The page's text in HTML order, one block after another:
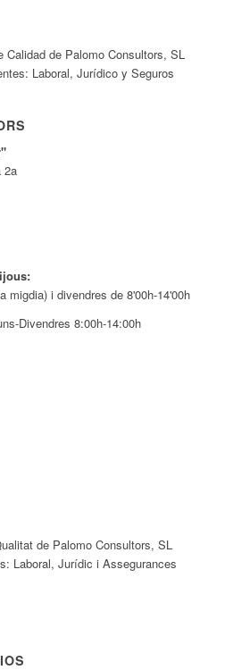
de Palomo Consultors, SL
Laboral, Jurídico y Seguros
2a
migdia) i divendres de 8'00h-14'00h
Divendres 8:00h-14:00h
de Palomo Consultors, SL
Laboral, Jurídic i Assegurances